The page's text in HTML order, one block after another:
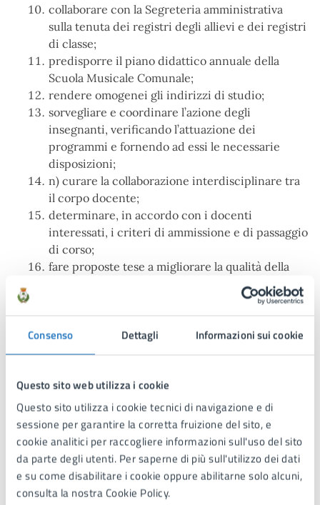
Consenso Dettagli Informazioni sui cookie
Questo sito web utilizza i cookie
Questo sito utilizza i cookie tecnici di navigazione e di
sessione per garantire la corretta fruizione del sito, e
cookie analitici per raccogliere informazioni sull'uso del sito
da parte degli utenti. Per saperne di più sull'utilizzo dei dati
e su come disabilitare i cookie oppure abilitarne solo alcuni,
consulta la nostra Cookie Policy.
collaborare con la Segreteria amministrativa
sulla tenuta dei registri degli allievi e dei registri
di classe;
predisporre il piano didattico annuale della
Scuola Musicale Comunale;
rendere omogenei gli indirizzi di studio;
sorvegliare e coordinare l’azione degli
insegnanti, verificando l’attuazione dei
programmi e fornendo ad essi le necessarie
disposizioni;
n) curare la collaborazione interdisciplinare tra
il corpo docente;
determinare, in accordo con i docenti
interessati, i criteri di ammissione e di passaggio
di corso;
fare proposte tese a migliorare la qualità della
Scuola: i metodi, i programmi, le attività
artistiche; didattiche e disciplinari, gli acquisti,
programmi per i saggi;
presentare annualmente un programma delle
promuovere e divulgare le attività e le iniziative
della Scuola Musicale Comunale, in
collaborazione con il Comune di Manduria;
partecipare alle riunioni del Comitato di
gestione della Scuola Musicale Comunale “Città
di Manduria” con poteri consultivi;
programmare i saggi ed eventuali esami finali;